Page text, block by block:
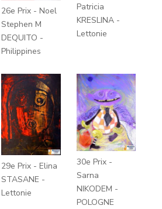
26e Prix - Noel
Stephen M
DEQUITO -
Philippines
Patricia
KRESLINA -
Lettonie
29e Prix - Elina
STASANE -
Lettonie
30e Prix -
Sarna
NIKODEM -
POLOGNE